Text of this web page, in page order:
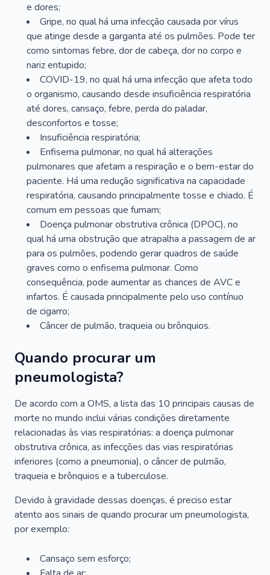
e dores;
Gripe, no qual há uma infecção causada por vírus
que atinge desde a garganta até os pulmões. Pode ter
como sintomas febre, dor de cabeça, dor no corpo e
nariz entupido;
COVID-19, no qual há uma infecção que afeta todo
o organismo, causando desde insuficiência respiratória
até dores, cansaço, febre, perda do paladar,
desconfortos e tosse;
Insuficiência respiratória;
Enfisema pulmonar, no qual há alterações
pulmonares que afetam a respiração e o bem-estar do
paciente. Há uma redução significativa na capacidade
respiratória, causando principalmente tosse e chiado. É
comum em pessoas que fumam;
Doença pulmonar obstrutiva crônica (DPOC), no
qual há uma obstrução que atrapalha a passagem de ar
para os pulmões, podendo gerar quadros de saúde
graves como o enfisema pulmonar. Como
consequência, pode aumentar as chances de AVC e
infartos. É causada principalmente pelo uso contínuo
de cigarro;
Câncer de pulmão, traqueia ou brônquios.
Quando procurar um
pneumologista?
De acordo com a OMS, a lista das 10 principais causas de
morte no mundo inclui várias condições diretamente
relacionadas às vias respiratórias: a doença pulmonar
obstrutiva crônica, as infecções das vias respiratórias
inferiores (como a pneumonia), o câncer de pulmão,
traqueia e brônquios e a tuberculose.
Devido à gravidade dessas doenças, é preciso estar
atento aos sinais de quando procurar um pneumologista,
por exemplo:
Cansaço sem esforço;